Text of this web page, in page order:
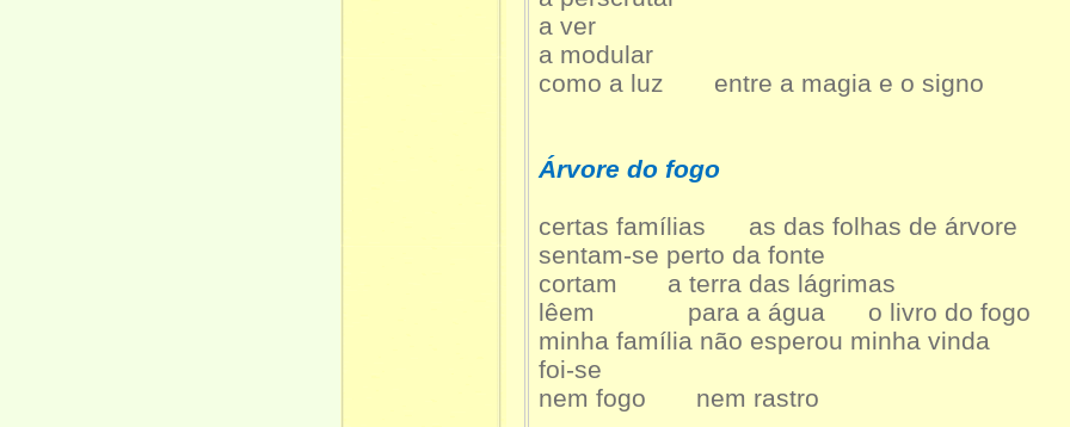
a ver
a modular
como a luz entre a magia e o signo
Árvore do fogo
certas famílias as das folhas de árvore
sentam-se perto da fonte
cortam a terra das lágrimas
lêem para a água o livro do fogo
minha família não esperou minha vinda
foi-se
nem fogo nem rastro